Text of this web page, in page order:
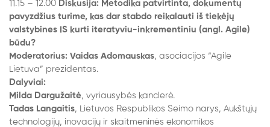
11.15 – 12.00 Diskusija: Metodika patvirtinta, dokumentų
pavyzdžius turime, kas dar stabdo reikalauti iš tiekėjų
valstybines IS kurti iteratyviu-inkrementiniu (angl. Agile)
būdu?
Moderatorius: Vaidas Adomauskas, asociacijos “Agile
Lietuva” prezidentas.
Dalyviai:
Milda Dargužaitė, vyriausybės kanclerė.
Tadas Langaitis, Lietuvos Respublikos Seimo narys, Aukštųjų
technologijų, inovacijų ir skaitmeninės ekonomikos